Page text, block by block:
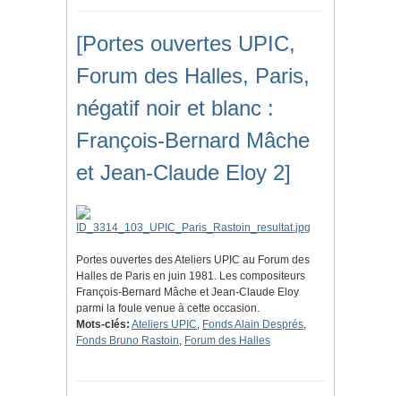
[Portes ouvertes UPIC,
Forum des Halles, Paris,
négatif noir et blanc :
François-Bernard Mâche
et Jean-Claude Eloy 2]
Portes ouvertes des Ateliers UPIC au Forum des
Halles de Paris en juin 1981. Les compositeurs
François-Bernard Mâche et Jean-Claude Eloy
parmi la foule venue à cette occasion.
Mots-clés: Ateliers UPIC, Fonds Alain Després,
Fonds Bruno Rastoin, Forum des Halles